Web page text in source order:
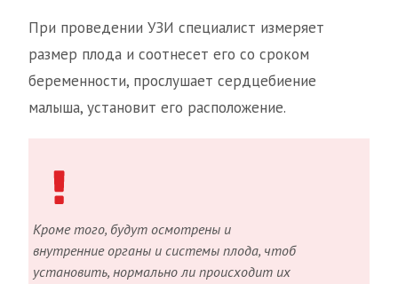
При проведении УЗИ специалист измеряет
размер плода и соотнесет его со сроком
беременности, прослушает сердцебиение
малыша, установит его расположение.
Кроме того, будут осмотрены и
внутренние органы и системы плода, чтоб
установить, нормально ли происходит их